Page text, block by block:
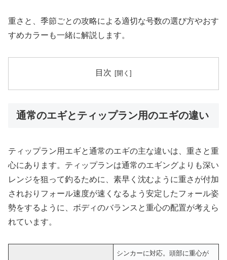
重さと、季節ごとの攻略による適切な号数の選び方やおす
すめカラーも一緒に解説します。
目次
通常のエギとティップラン用のエギの違い
ティップラン用エギと通常のエギの主な違いは、重さと重
心にあります。ティップランは通常のエギングよりも深い
レンジを狙って釣るために、素早く沈むように重さが付加
されおりフォール速度が速くなるよう安定したフォール姿
勢をするように、ボディのバランスと重心の配置が考えら
れています。
シンカーに対応。頭部に重心が